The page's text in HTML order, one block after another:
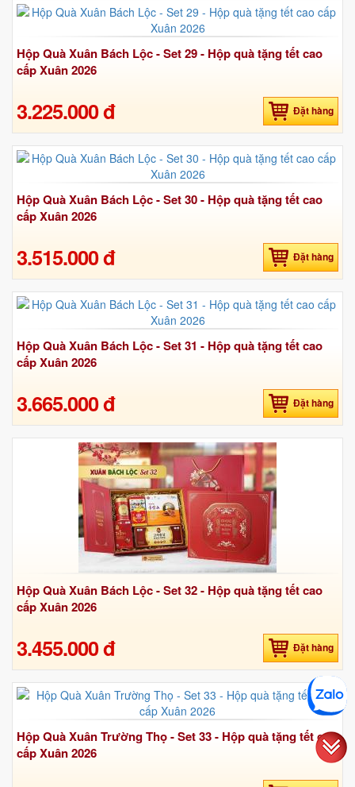
Hộp Quà Xuân Bách Lộc - Set 29 - Hộp quà tặng tết cao
cấp Xuân 2026
3.225.000 đ Đặt hàng
Hộp Quà Xuân Bách Lộc - Set 30 - Hộp quà tặng tết cao
cấp Xuân 2026
3.515.000 đ Đặt hàng
Hộp Quà Xuân Bách Lộc - Set 31 - Hộp quà tặng tết cao
cấp Xuân 2026
3.665.000 đ Đặt hàng
Hộp Quà Xuân Bách Lộc - Set 32 - Hộp quà tặng tết cao
cấp Xuân 2026
3.455.000 đ Đặt hàng
Hộp Quà Xuân Trường Thọ - Set 33 - Hộp quà tặng tết cao
cấp Xuân 2026